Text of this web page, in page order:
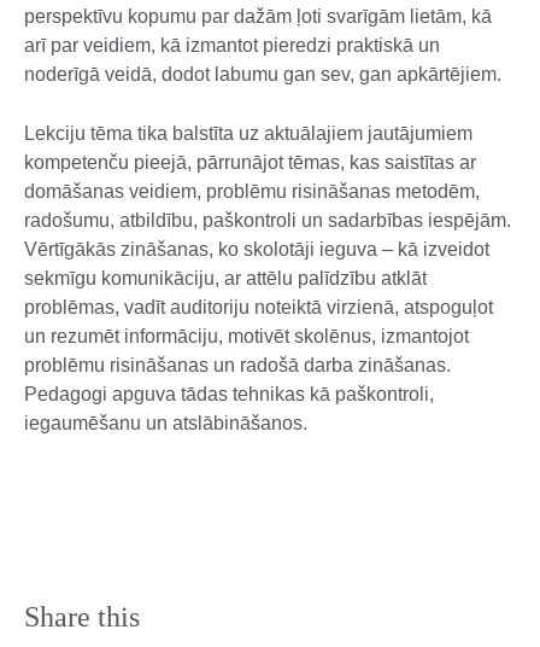
perspektīvu kopumu par dažām ļoti svarīgām lietām, kā
arī par veidiem, kā izmantot pieredzi praktiskā un
noderīgā veidā, dodot labumu gan sev, gan apkārtējiem.
Lekciju tēma tika balstīta uz aktuālajiem jautājumiem
kompetenču pieejā, pārrunājot tēmas, kas saistītas ar
domāšanas veidiem, problēmu risināšanas metodēm,
radošumu, atbildību, paškontroli un sadarbības iespējām.
Vērtīgākās zināšanas, ko skolotāji ieguva – kā izveidot
sekmīgu komunikāciju, ar attēlu palīdzību atklāt
problēmas, vadīt auditoriju noteiktā virzienā, atspoguļot
un rezumēt informāciju, motivēt skolēnus, izmantojot
problēmu risināšanas un radošā darba zināšanas.
Pedagogi apguva tādas tehnikas kā paškontroli,
iegaumēšanu un atslābināšanos.
Share this